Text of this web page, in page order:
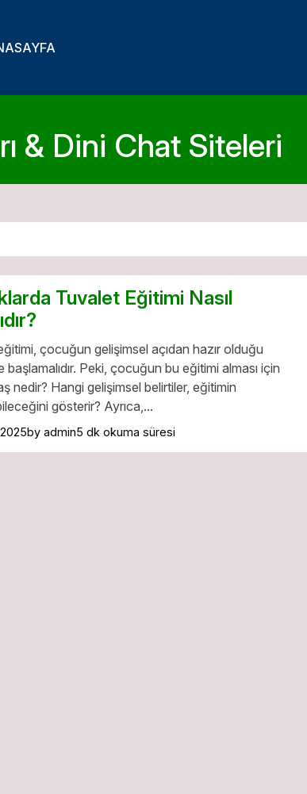
& Dini Chat Siteleri
Tuvalet Eğitimi Nasıl
çocuğun gelişimsel açıdan hazır olduğu
başlamalıdır. Peki, çocuğun bu eğitimi alması için
nedir? Hangi gelişimsel belirtiler, eğitimin
gösterir? Ayrıca,...
by admin5 dk okuma süresi